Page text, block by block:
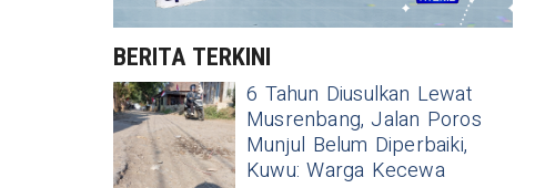
BERITA TERKINI
6 Tahun Diusulkan Lewat
Musrenbang, Jalan Poros
Munjul Belum Diperbaiki,
Kuwu: Warga Kecewa